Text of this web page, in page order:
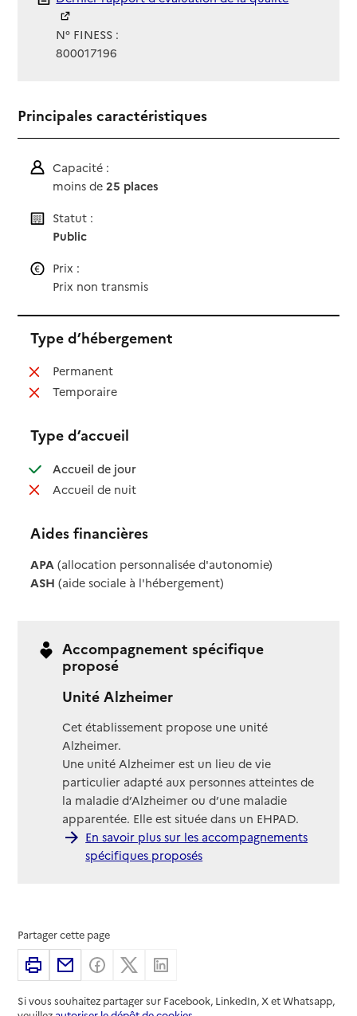
N° FINESS :
800017196
Principales caractéristiques
Capacité :
moins de25 places
Statut :
Public
Prix :
Prix non transmis
Type d’hébergement
Permanent: non disponible
Temporaire: non disponible
Type d’accueil
Accueil de jour: disponible
Accueil de nuit: non disponible
Aides financières
APA (allocation personnalisée d'autonomie)
ASH (aide sociale à l'hébergement)
Accompagnement spécifique
proposé
Unité Alzheimer
Cet établissement propose une unité
Alzheimer.
Une unité Alzheimer est un lieu de vie
particulier adapté aux personnes atteintes de
la maladie d’Alzheimer ou d’une maladie
apparentée. Elle est située dans un EHPAD.
En savoir plus sur les accompagnements
spécifiques proposés
Partager cette page
ImprimerPartager par email
Partager sur Facebook
Partager sur X
Si vous souhaitez partager sur Facebook, LinkedIn, X et Whatsapp,